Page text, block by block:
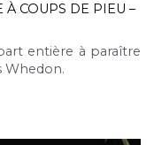
À COUPS DE PIEU –
entière à paraître
Whedon.